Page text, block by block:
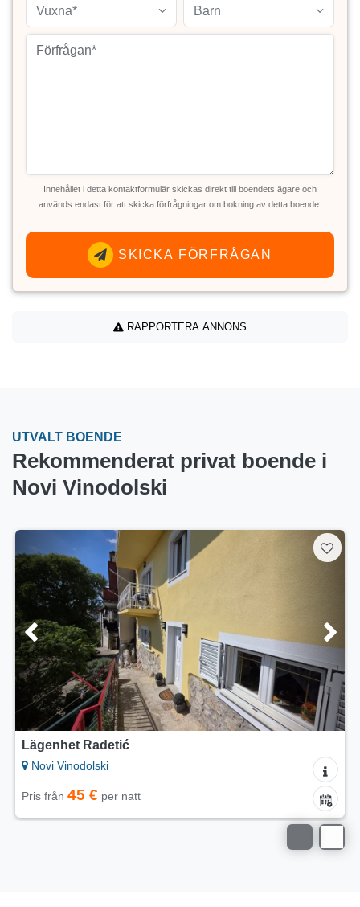
Vuxna* Barn
Innehållet i detta kontaktformulär skickas direkt till boendets ägare och
används endast för att skicka förfrågningar om bokning av detta boende.
SKICKA FÖRFRÅGAN
RAPPORTERA ANNONS
UTVALT BOENDE
Rekommenderat privat boende i
Novi Vinodolski
Lägenheter Ana
Novi Vinodolski
Pris från 35 € per natt